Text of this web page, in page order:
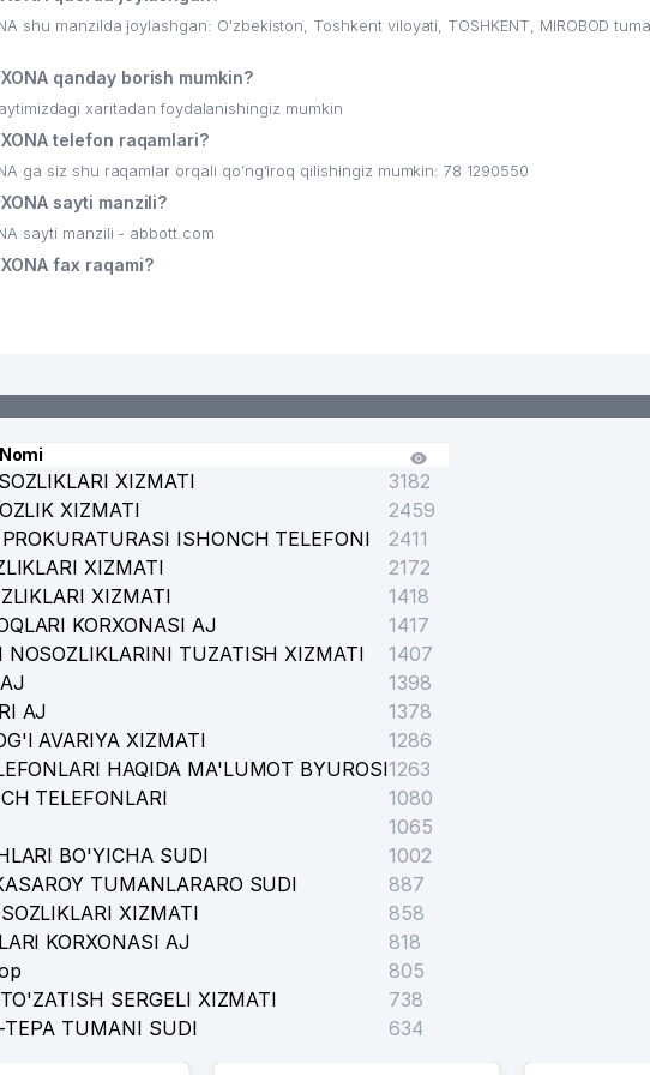
UYUSHMASI
XK MChJ
shu manzilda joylashgan: O'zbekiston, Toshkent viloyati, TOSHKENT, MIROBOD
qanday borish mumkin?
xaritadan foydalanishingiz mumkin
telefon raqamlari?
ga siz shu raqamlar orqali qo’ng’iroq qilishingiz mumkin: 78 1290550
sayti manzili?
sayti manzili - abbott.com
fax raqami?
Nomi
XIZMATI
3182
XIZMATI
2459
ISHONCH TELEFONI
2411
XIZMATI
2172
XIZMATI
1418
KORXONASI AJ
1417
NOSOZLIKLARINI TUZATISH XIZMATI
1407
1398
AJ
1378
AVARIYA XIZMATI
1286
HAQIDA MA'LUMOT BYUROSI1263
TELEFONLARI
1080
1065
BO'YICHA SUDI
1002
TUMANLARARO SUDI
887
XIZMATI
858
KORXONASI AJ
818
805
SERGELI XIZMATI
738
TEPA TUMANI SUDI 634